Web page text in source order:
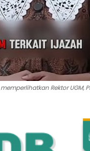
Rektor UGM,